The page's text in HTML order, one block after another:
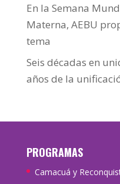
En la Semana
Materna, AEBU
tema
Seis décadas en
años de la
PROGRAMAS
Camacuá y